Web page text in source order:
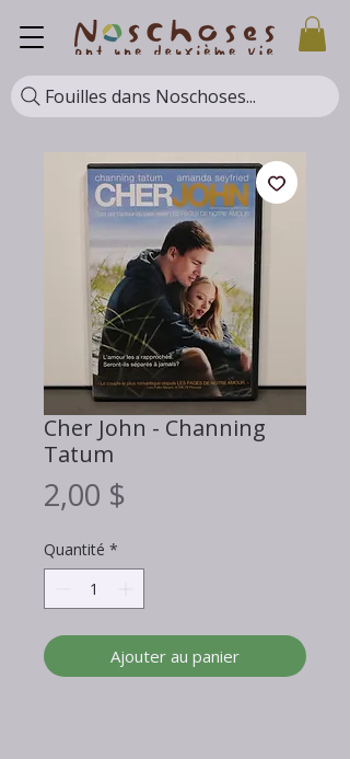
Fouilles dans Noschoses...
Cher John - Channing
Tatum
2,00 $
Quantité *
Ajouter au panier